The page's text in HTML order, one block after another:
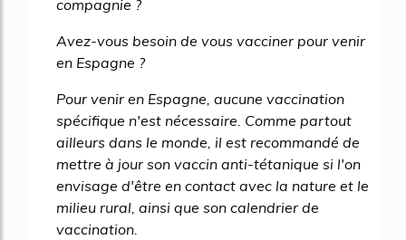
compagnie ?
Avez-vous besoin de vous vacciner pour venir
en Espagne ?
Pour venir en Espagne, aucune vaccination
spécifique n'est nécessaire. Comme partout
ailleurs dans le monde, il est recommandé de
mettre à jour son vaccin anti-tétanique si l'on
envisage d'être en contact avec la nature et le
milieu rural, ainsi que son calendrier de
vaccination.